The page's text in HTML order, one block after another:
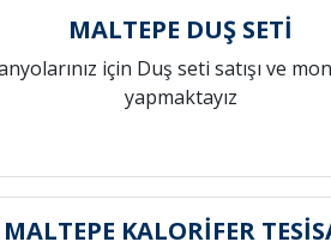
MALTEPE DUŞ SETİ
için Duş seti satışı ve
yapmaktayız
MALTEPE KALORİFER